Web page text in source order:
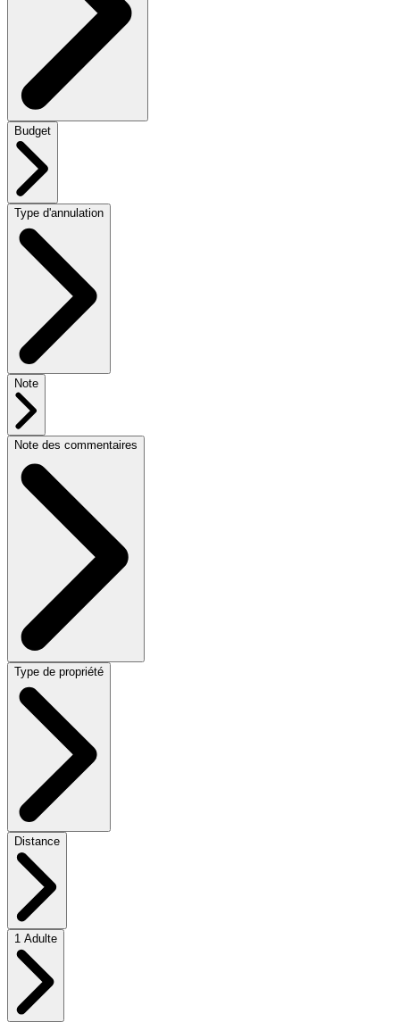
Budget
Type d'annulation
Note
Note des commentaires
Type de propriété
Distance
1 Adulte